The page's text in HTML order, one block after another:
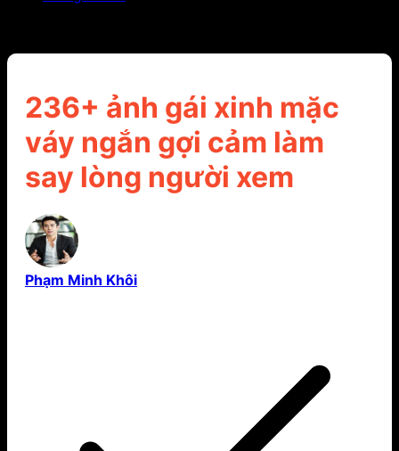
236+ ảnh gái xinh mặc
váy ngắn gợi cảm làm
say lòng người xem
Phạm Minh Khôi